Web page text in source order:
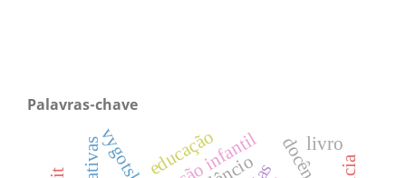
Palavras-chave
vygotsky educação livro